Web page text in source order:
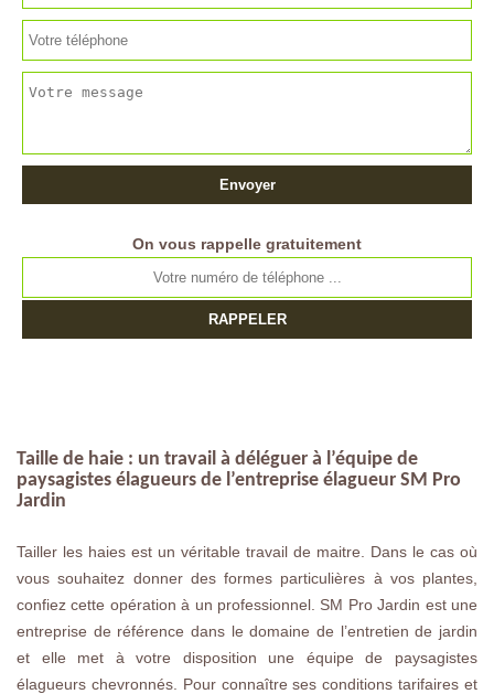
On vous rappelle gratuitement
Taille de haie : un travail à déléguer à l’équipe de
paysagistes élagueurs de l’entreprise élagueur SM Pro
Jardin
Tailler les haies est un véritable travail de maitre. Dans le cas où
vous souhaitez donner des formes particulières à vos plantes,
confiez cette opération à un professionnel. SM Pro Jardin est une
entreprise de référence dans le domaine de l’entretien de jardin
et elle met à votre disposition une équipe de paysagistes
élagueurs chevronnés. Pour connaître ses conditions tarifaires et